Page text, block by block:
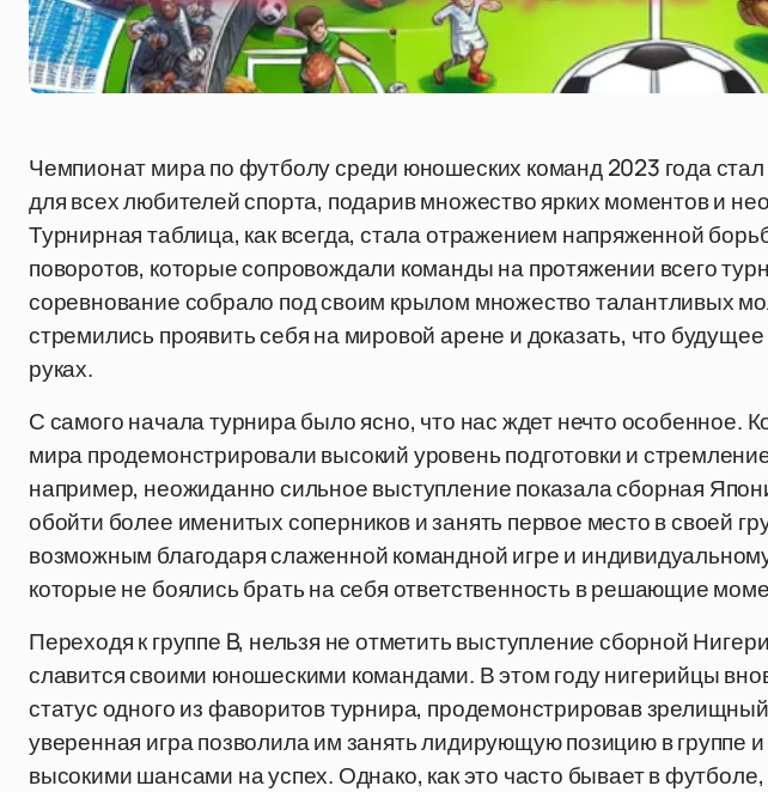
Чемпионат мира по футболу среди юношеских команд 2023 года
для всех любителей спорта, подарив множество ярких моментов и
Турнирная таблица, как всегда, стала отражением напряженной
поворотов, которые сопровождали команды на протяжении всего
соревнование собрало под своим крылом множество талантливых
стремились проявить себя на мировой арене и доказать, что
руках.
С самого начала турнира было ясно, что нас ждет нечто особенное.
мира продемонстрировали высокий уровень подготовки и
например, неожиданно сильное выступление показала сборная
обойти более именитых соперников и занять первое место в своей
возможным благодаря слаженной командной игре и
которые не боялись брать на себя ответственность в решающие
Переходя к группе B, нельзя не отметить выступление сборной
славится своими юношескими командами. В этом году нигерийцы
статус одного из фаворитов турнира, продемонстрировав
уверенная игра позволила им занять лидирующую позицию в группе
высокими шансами на успех. Однако, как это часто бывает в